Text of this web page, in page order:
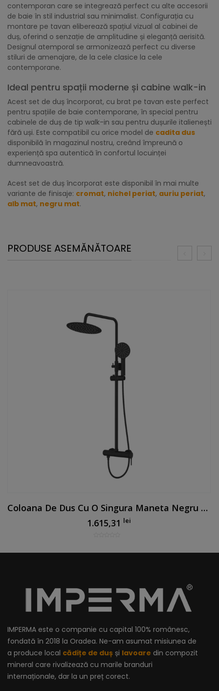
contemporan care se integrează perfect cu alte accesorii
de baie în stil industrial sau minimalist. Configurația cu
montare pe tavan eliberează spațiul vizual al cabinei de
duș, oferind o senzație de amplitudine și eleganță aerisită.
Designul atemporal se armonizează perfect cu diverse
stiluri de amenajare, de la cele clasice la cele
contemporane.
Ideal pentru spații moderne și cabine walk-in
Acest set de duș încorporat, cu brat pe tavan este perfect
pentru spațiile de baie contemporane, în special pentru
cabinele de duș de tip walk-in sau pentru dușurile italienești
fără uși. Este compatibil cu orice model de cadita dus
disponibilă în magazinul nostru, creând împreună o
experiență spa autentică în confortul locuinței
dumneavoastră.
Acest set de duș încorporat este disponibil în mai multe
variante de finisaje: cromat, nichel periat, auriu periat,
alb mat, negru mat.
PRODUSE ASEMĂNĂTOARE
Coloana De Dus Cu O Singura Maneta Negru Mat
1.615,31 lei
IMPERMA este o companie cu capital 100% românesc,
fondată în 2018 la Oradea. Ne-am asumat misiunea de
a produce local cădițe de duș și lavoare din compozit
mineral care rivalizează cu marile branduri
internaționale, dar la un preț corect.